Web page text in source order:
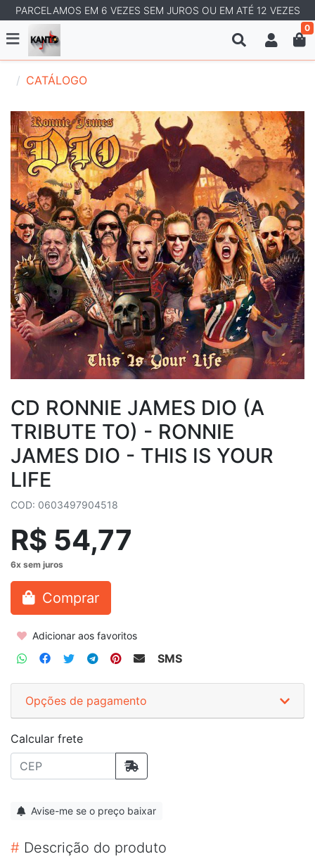
PARCELAMOS EM 6 VEZES SEM JUROS OU EM ATÉ 12 VEZES
0
CATÁLOGO
CD RONNIE JAMES DIO (A
TRIBUTE TO) - RONNIE
JAMES DIO - THIS IS YOUR
LIFE
COD: 0603497904518
R$ 54,77
Comprar
Adicionar aos favoritos
SMS
Opções de pagamento
Calcular frete
Avise-me se o preço baixar
# Descrição do produto